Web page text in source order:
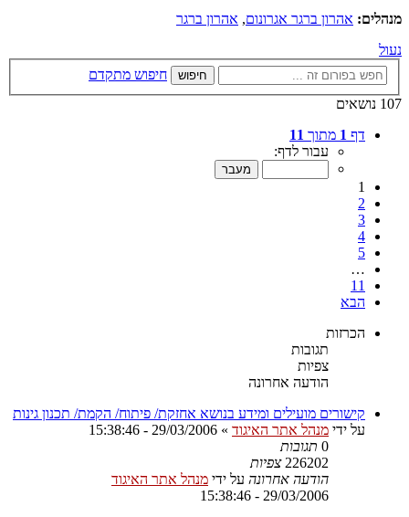
מנהלים: אהרון ברגר אגרונום, אהרון ברגר
נעול
חיפוש
חיפוש מתקדם
107 נושאים
דף 1 מתוך 11
עבור לדף:
1
2
3
4
5
…
11
הבא
הכרזות
תגובות
צפיות
הודעה אחרונה
קישורים מועילים ומידע בנושא אחזקת/ פיתוח/ הקמת/ תכנון גינות
על ידי מנהל אתר האיגוד »
29/03/2006 - 15:38:46
0 תגובות
226202 צפיות
הודעה אחרונה על ידי מנהל אתר האיגוד
29/03/2006 - 15:38:46